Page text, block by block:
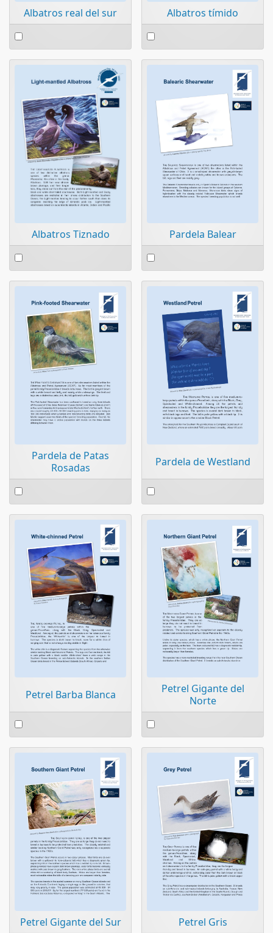
Albatros real del sur
Select
an
item
Albatros tímido
Select
an
item
Albatros Tiznado
Select
an
item
Pardela Balear
Select
an
item
Pardela de Patas
Rosadas
Select
an
item
Pardela de Westland
Select
an
item
Petrel Barba Blanca
Select
an
item
Petrel Gigante del
Norte
Select
an
item
Petrel Gigante del Sur
Petrel Gris